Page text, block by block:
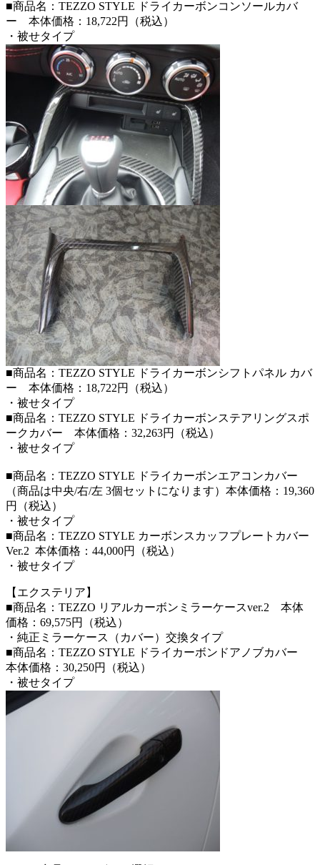
■商品名：TEZZO STYLE ドライカーボンコンソールカバ
ー 本体価格：18,722円（税込）
・被せタイプ
■商品名：TEZZO STYLE ドライカーボンシフトパネル カバ
ー 本体価格：18,722円（税込）
・被せタイプ
■商品名：TEZZO STYLE ドライカーボンステアリングスポ
ークカバー 本体価格：32,263円（税込）
・被せタイプ
■商品名：TEZZO STYLE ドライカーボンエアコンカバー
（商品は中央/右/左 3個セットになります）本体価格：19,360
円（税込）
・被せタイプ
■商品名：TEZZO STYLE カーボンスカッフプレートカバー
Ver.2 本体価格：44,000円（税込）
・被せタイプ
【エクステリア】
■商品名：TEZZO リアルカーボンミラーケースver.2 本体
価格：69,575円（税込）
・純正ミラーケース（カバー）交換タイプ
■商品名：TEZZO STYLE ドライカーボンドアノブカバー
本体価格：30,250円（税込）
・被せタイプ